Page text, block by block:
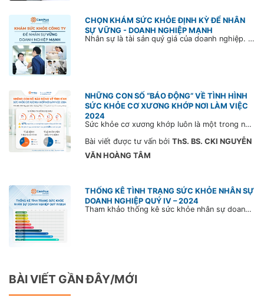
CHỌN KHÁM SỨC KHỎE ĐỊNH KỲ ĐỂ NHÂN
SỰ VỮNG - DOANH NGHIỆP MẠNH
Nhân sự là tài sản quý giá của doanh nghiệp. Mỗi nhân viên là một mảnh ghép với sự nỗ lực sáng tạo không ngừng nghỉ, góp phần tạo nên sự phát triển bền vững cho mỗi công ty. Vì thế, khám sức khỏe định kỳ là hoạt động thiết thực nhằm bảo đảm sức khỏe thể chất và tinh thần cho nhân sự; cũng như tạo nền tảng cho sự phát triển bền vững của công ty.
NHỮNG CON SỐ “BÁO ĐỘNG” VỀ TÌNH HÌNH
SỨC KHỎE CƠ XƯƠNG KHỚP NƠI LÀM VIỆC
2024
Sức khỏe cơ xương khớp luôn là một trong những vấn đề được quan tâm tại môi trường làm việc. Báo cáo chỉ ra có đến 47% người lao động xác nhận giảm năng suất làm việc do đau cơ, nhức khớp. Tìm hiểu cách phòng ngừa và cải thiện trong bài viết dưới đây!
Bài viết được tư vấn bởi ThS. BS. CKI NGUYỄN
VĂN HOÀNG TÂM
THỐNG KÊ TÌNH TRẠNG SỨC KHỎE NHÂN SỰ
DOANH NGHIỆP QUÝ IV – 2024
Tham khảo thống kê sức khỏe nhân sự doanh nghiệp Q4/2024 từ CarePlus và giải pháp chăm sóc thể chất - tinh thần cho đội ngũ nhân lực nhằm nâng cao năng suất lao động, xây dựng đội ngũ mạnh mẽ, gắn kết lâu dài.
BÀI VIẾT GẦN ĐÂY/MỚI